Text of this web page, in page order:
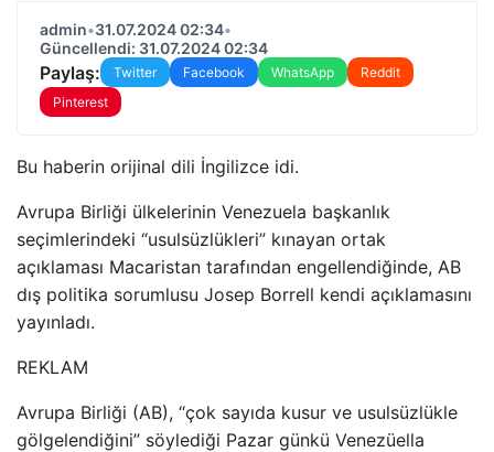
admin•31.07.2024 02:34•
Güncellendi: 31.07.2024 02:34
Paylaş: Twitter Facebook WhatsApp
Reddit
Pinterest
Bu haberin orijinal dili İngilizce idi.
Avrupa Birliği ülkelerinin Venezuela başkanlık
seçimlerindeki “usulsüzlükleri” kınayan ortak
açıklaması Macaristan tarafından engellendiğinde, AB
dış politika sorumlusu Josep Borrell kendi açıklamasını
yayınladı.
REKLAM
Avrupa Birliği (AB), “çok sayıda kusur ve usulsüzlükle
gölgelendiğini” söylediği Pazar günkü Venezüella